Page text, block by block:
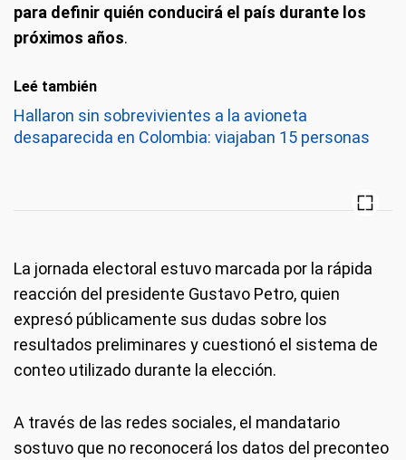
para definir quién conducirá el país durante los
próximos años.
Leé también
Hallaron sin sobrevivientes a la avioneta
desaparecida en Colombia: viajaban 15 personas
La jornada electoral estuvo marcada por la rápida
reacción del presidente Gustavo Petro, quien
expresó públicamente sus dudas sobre los
resultados preliminares y cuestionó el sistema de
conteo utilizado durante la elección.
A través de las redes sociales, el mandatario
sostuvo que no reconocerá los datos del preconteo